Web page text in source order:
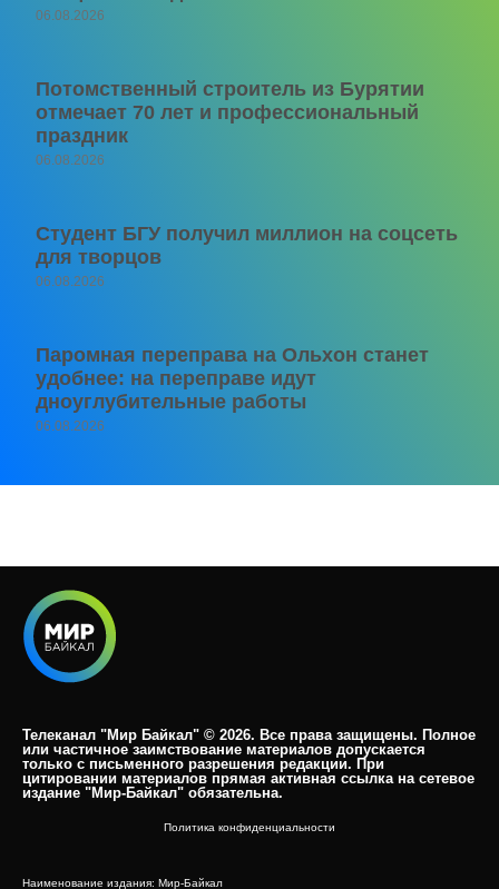
06.08.2026
Потомственный строитель из Бурятии
отмечает 70 лет и профессиональный
праздник
06.08.2026
Студент БГУ получил миллион на соцсеть
для творцов
06.08.2026
Паромная переправа на Ольхон станет
удобнее: на переправе идут
дноуглубительные работы
06.08.2026
Телеканал "Мир Байкал" © 2026. Все права защищены. Полное
или частичное заимствование материалов допускается
только с письменного разрешения редакции. При
цитировании материалов прямая активная ссылка на сетевое
издание "Мир-Байкал" обязательна.​
Политика конфиденциальности
Наименование издания: Мир-Байкал